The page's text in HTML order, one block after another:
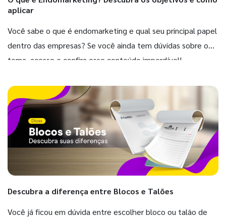
aplicar
Você sabe o que é endomarketing e qual seu principal papel
dentro das empresas? Se você ainda tem dúvidas sobre o
tema, acesse e confira esse conteúdo imperdível!
Descubra a diferença entre Blocos e Talões
Você já ficou em dúvida entre escolher bloco ou talão de